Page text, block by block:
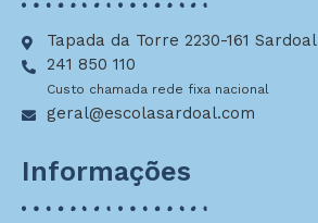
Tapada da Torre 2230-161 Sardoal
241 850 110
Custo chamada rede fixa nacional
geral@escolasardoal.com
Informações